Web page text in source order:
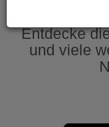
Entdecke
und viele